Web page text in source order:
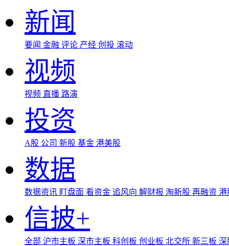
新闻
要闻 金融 评论 产经 创投 滚动
视频
视频 直播 路演
投资
A股 公司 新股 基金 港美股
数据
数据资讯 盯盘面 看资金 追风向 解财报 淘新股 再融资
信披+
全部 沪市主板 深市主板 科创板 创业板 北交所 新三板